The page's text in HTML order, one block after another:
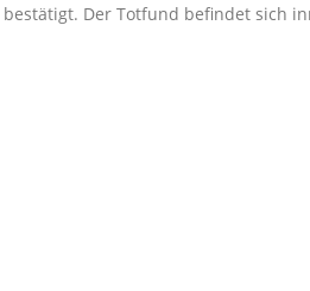
Der Totfund befindet sich